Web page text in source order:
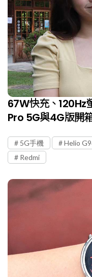
67W快充、120Hz
Pro 5G與4G版開
5G手機 Helio
Redmi